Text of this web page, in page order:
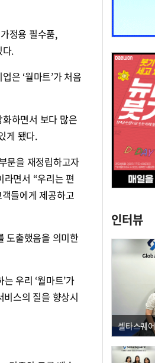
정용 필수품,
.
은 ‘월마트’가 처음
하면서 보다 많은
게 됐다.
문을 재정립하고자
면서 “우리는 편
들에게 제공하고
도출했음을 의미한
우리 ‘월마트’가
스의 질을 향상시
인터뷰